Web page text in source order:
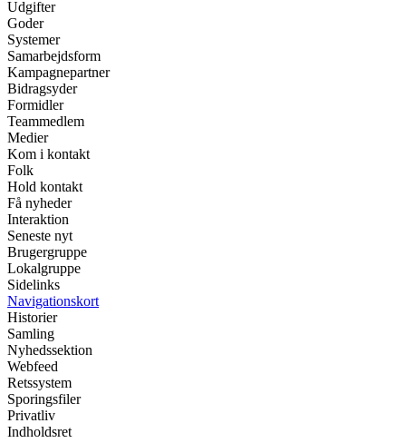
Udgifter
Goder
Systemer
Samarbejdsform
Kampagnepartner
Bidragsyder
Formidler
Teammedlem
Medier
Kom i kontakt
Folk
Hold kontakt
Få nyheder
Interaktion
Seneste nyt
Brugergruppe
Lokalgruppe
Sidelinks
Navigationskort
Historier
Samling
Nyhedssektion
Webfeed
Retssystem
Sporingsfiler
Privatliv
Indholdsret